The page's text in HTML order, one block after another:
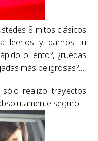
8 mitos clásicos
leerlos y darnos tu
o lento?, ¿ruedas
más peligrosas?…
realizo trayectos
seguro.